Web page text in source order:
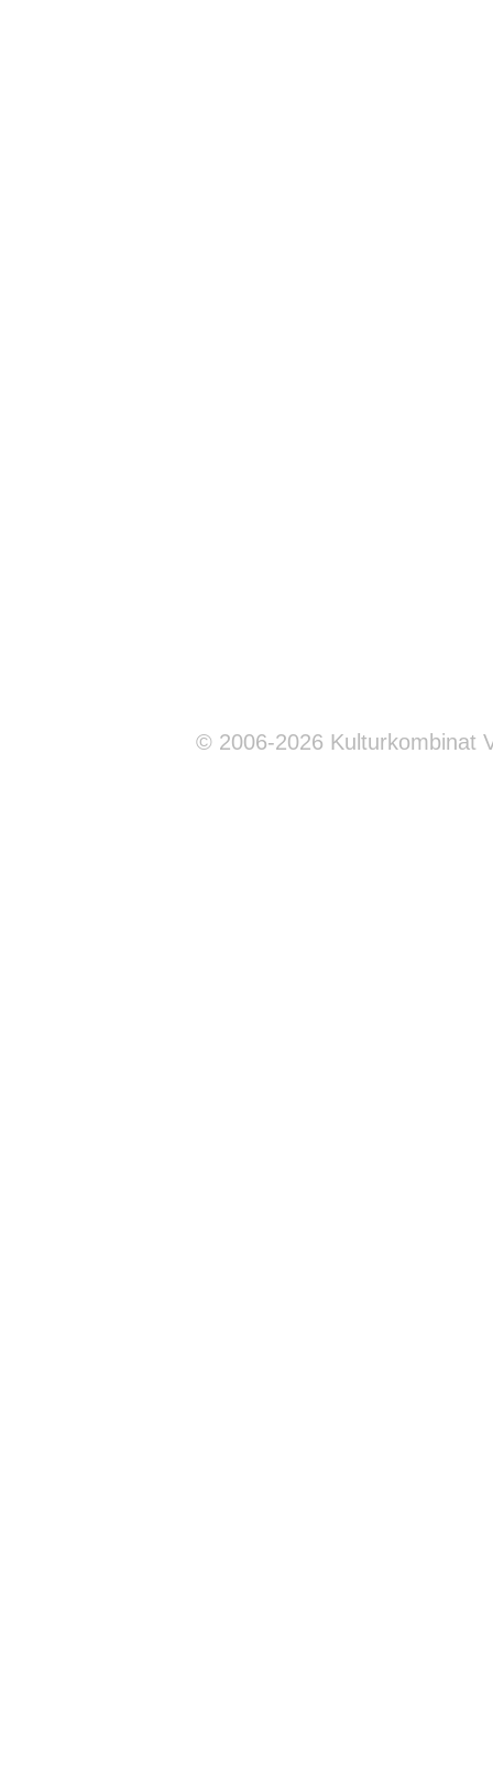
© 2006-2026